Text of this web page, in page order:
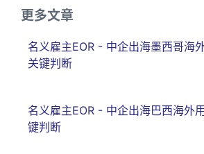
更多文章
名义雇主EOR - 中企出海墨西哥海
关键判断
名义雇主EOR - 中企出海巴西海外
键判断